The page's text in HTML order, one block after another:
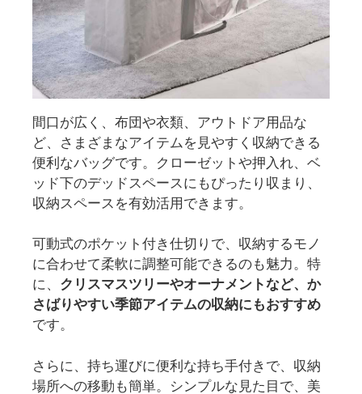
間口が広く、布団や衣類、アウトドア用品な
ど、さまざまなアイテムを見やすく収納できる
便利なバッグです。クローゼットや押入れ、ベ
ッド下のデッドスペースにもぴったり収まり、
収納スペースを有効活用できます。
可動式のポケット付き仕切りで、収納するモノ
に合わせて柔軟に調整可能できるのも魅力。特
に、 クリスマスツリーやオーナメントなど、か
さばりやすい季節アイテムの収納にもおすすめ
です。
さらに、持ち運びに便利な持ち手付きで、収納
場所への移動も簡単。シンプルな見た目で、美